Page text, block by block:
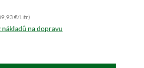
€/Litr)
na dopravu